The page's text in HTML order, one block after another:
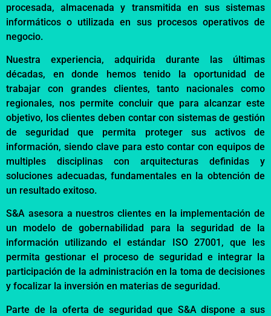
procesada, almacenada y transmitida en sus sistemas
informáticos o utilizada en sus procesos operativos de
negocio.
Nuestra experiencia, adquirida durante las últimas
décadas, en donde hemos tenido la oportunidad de
trabajar con grandes clientes, tanto nacionales como
regionales, nos permite concluir que para alcanzar este
objetivo, los clientes deben contar con sistemas de gestión
de seguridad que permita proteger sus activos de
información, siendo clave para esto contar con equipos de
multiples disciplinas con arquitecturas definidas y
soluciones adecuadas, fundamentales en la obtención de
un resultado exitoso.
S&A asesora a nuestros clientes en la implementación de
un modelo de gobernabilidad para la seguridad de la
información utilizando el estándar ISO 27001, que les
permita gestionar el proceso de seguridad e integrar la
participación de la administración en la toma de decisiones
y focalizar la inversión en materias de seguridad.
Parte de la oferta de seguridad que S&A dispone a sus